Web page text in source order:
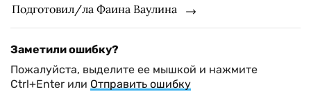
Подготовил/ла Фаина Ваулина
Заметили ошибку?
Пожалуйста, выделите ее мышкой и нажмите
Ctrl+Enter или Отправить ошибку